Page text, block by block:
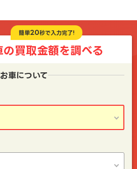
簡単20秒で入力完了!
の買取金額を調べる
お車について